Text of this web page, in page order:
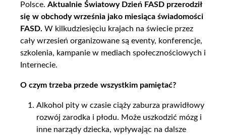
Polsce. Aktualnie Światowy Dzień FASD przerodził
się w obchody września jako miesiąca świadomości
FASD. W kilkudziesięciu krajach na świecie przez
cały wrzesień organizowane są eventy, konferencje,
szkolenia, kampanie w mediach społecznościowych i
Internecie.
O czym trzeba przede wszystkim pamiętać?
Alkohol pity w czasie ciąży zaburza prawidłowy
rozwój zarodka i płodu. Może uszkodzić mózg i
inne narządy dziecka, wpływając na dalsze